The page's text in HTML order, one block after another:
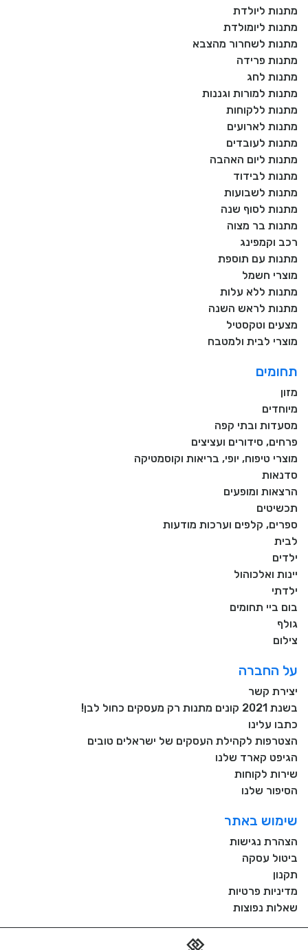
מתנות ליולדת
מתנות ליומולדת
מתנות לשחרור מהצבא
מתנות פרידה
מתנות לחג
מתנות למורות וגננות
מתנות ללקוחות
מתנות לארועים
מתנות לעובדים
מתנות ליום האהבה
מתנות לבידוד
מתנות לשבועות
מתנות לסוף שנה
מתנות בר מצוה
רכב וקמפינג
מתנות עם תוספת
מוצרי חשמל
מתנות ללא עלות
מתנות לראש השנה
מצעים וטקסטיל
מוצרי לבית ולמטבח
תחומים
מזון
מיוחדים
מסעדות ובתי קפה
פרחים, סידורים ועציצים
מוצרי טיפוח, יופי, בריאות וקוסמטיקה
סדנאות
הרצאות ומופעים
תכשיטים
ספרים, קלפים וערכות מודעות
לבית
ילדים
יינות ואלכוהול
ילדתי
בום ביי תחומים
גולף
צילום
על החברה
יצירת קשר
בשנת 2021 קונים מתנות רק מעסקים כחול לבן!
כתבו עלינו
הצטרפות לקהילת העסקים של ישראלים טובים
הגיפט קארד שלנו
שירות לקוחות
הסיפור שלנו
שימוש באתר
הצהרת נגישות
ביטול עסקה
תקנון
מדיניות פרטיות
שאלות נפוצות